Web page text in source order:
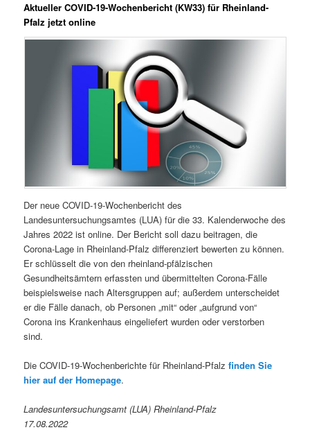
Aktueller COVID-19-Wochenbericht (KW33) für Rheinland-
Pfalz jetzt online
Der neue COVID-19-Wochenbericht des
Landesuntersuchungsamtes (LUA) für die 33. Kalenderwoche des
Jahres 2022 ist online. Der Bericht soll dazu beitragen, die
Corona-Lage in Rheinland-Pfalz differenziert bewerten zu können.
Er schlüsselt die von den rheinland-pfälzischen
Gesundheitsämtern erfassten und übermittelten Corona-Fälle
beispielsweise nach Altersgruppen auf; außerdem unterscheidet
er die Fälle danach, ob Personen „mit“ oder „aufgrund von“
Corona ins Krankenhaus eingeliefert wurden oder verstorben
sind.
Die COVID-19-Wochenberichte für Rheinland-Pfalzfinden Sie
hier auf der Homepage.
Landesuntersuchungsamt (LUA) Rheinland-Pfalz
17.08.2022